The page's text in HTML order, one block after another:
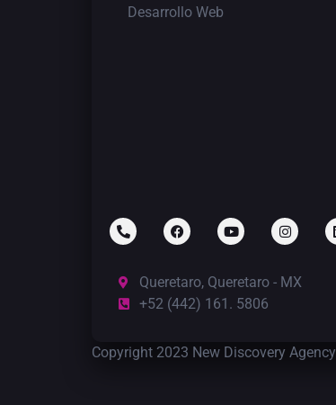
Desarrollo Web
Queretaro, Queretaro - MX
+52 (442) 161. 5806
Copyright 2023 New Discovery Agency